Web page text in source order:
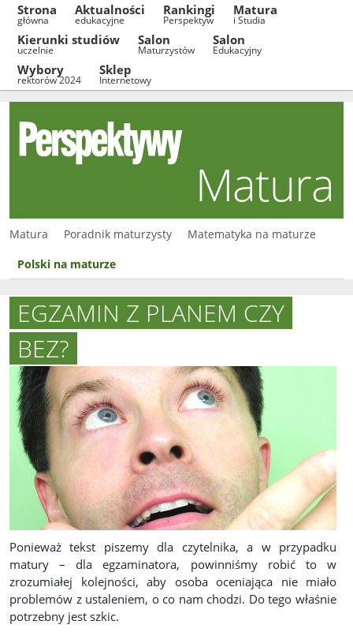
Strona
główna
Aktualności
edukacyjne
Rankingi
Perspektyw
Matura
i Studia
Kierunki studiów
uczelnie
Salon
Maturzystów
Salon
Edukacyjny
Wybory
rektorów 2024
Sklep
Internetowy
Matura
Matura Poradnik maturzysty
Matematyka na maturze
Polski na maturze
EGZAMIN Z PLANEM CZY
BEZ?
Ponieważ tekst piszemy dla czytelnika, a w przypadku
matury – dla egzaminatora, powinniśmy robić to w
zrozumiałej kolejności, aby osoba oceniająca nie miało
problemów z ustaleniem, o co nam chodzi. Do tego właśnie
potrzebny jest szkic.